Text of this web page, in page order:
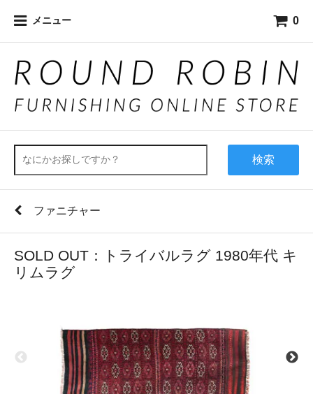
メニュー 0
検索
ファニチャー
SOLD OUT：トライバルラグ 1980年代 キ
リムラグ